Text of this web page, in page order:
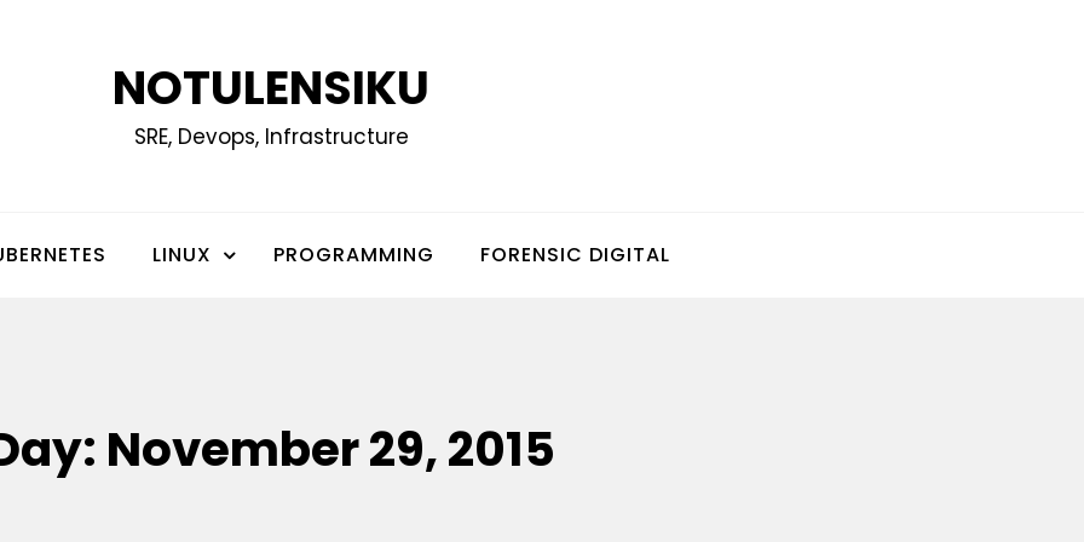
NOTULENSIKU
SRE, Devops, Infrastructure
LINUX PROGRAMMING FORENSIC DIGITAL
November 29, 2015